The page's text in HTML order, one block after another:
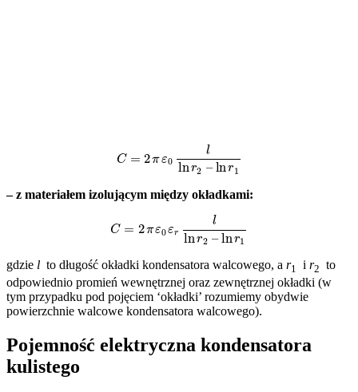
ln
– z materiałem izolującym między okładkami:
ln
gdzie l to długość okładki kondensatora walcowego, a r1 i r2 to
odpowiednio promień wewnętrznej oraz zewnętrznej okładki (w
tym przypadku pod pojęciem ‘okładki’ rozumiemy obydwie
powierzchnie walcowe kondensatora walcowego).
Pojemność elektryczna kondensatora
kulistego